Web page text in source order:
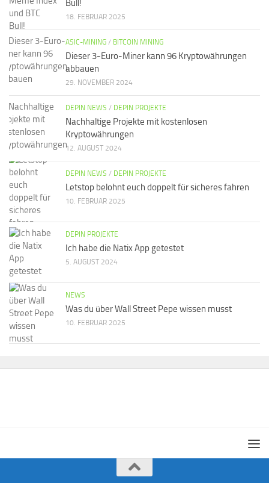
Bull!
18. FEBRUAR 2025
ASIC-MINING / BITCOIN MINING
Dieser 3-Euro-Miner kann 96 Kryptowährungen
abbauen
29. NOVEMBER 2024
DEPIN NEWS / DEPIN PROJEKTE
Nachhaltige Projekte mit kostenlosen
Kryptowährungen
12. AUGUST 2024
DEPIN NEWS / DEPIN PROJEKTE
Letstop belohnt euch doppelt für sicheres fahren
10. FEBRUAR 2025
DEPIN PROJEKTE
Ich habe die Natix App getestet
5. AUGUST 2024
NEWS
Was du über Wall Street Pepe wissen musst
10. FEBRUAR 2025